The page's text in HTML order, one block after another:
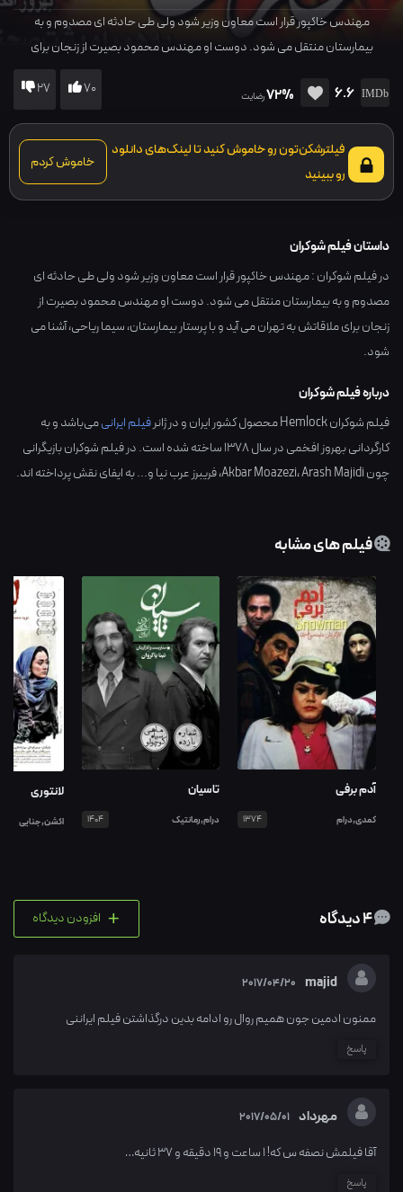
مهندس خاکپور قرار است معاون وزیر شود ولی طی حادثه ای مصدوم و به
بیمارستان منتقل می شود. دوست او مهندس محمود بصیرت از زنجان برای
ملاقاتش به تهران می آید و با پرستار بیمارستان، سیما ریاحی، آشنا می شود.
6.6
72%رضایت 70
27
فیلترشکن‌تون رو خاموش کنید تا لینک‌های دانلود
رو ببینید
خاموش کردم
داستان فیلم شوکران
در فیلم شوکران : مهندس خاکپور قرار است معاون وزیر شود ولی طی حادثه ای
مصدوم و به بیمارستان منتقل می شود. دوست او مهندس محمود بصیرت از
زنجان برای ملاقاتش به تهران می آید و با پرستار بیمارستان، سیما ریاحی، آشنا می
شود.
درباره فیلم شوکران
فیلم شوکران Hemlock محصول کشور ایرانو در ژانرفیلم ایرانیمی‌باشد و به
کارگردانیبهروز افخمیدر سال1378ساخته شده است. در فیلم شوکران بازیگرانی
چون
Akbar Moazezi،Arash Majidi ،فریبرز عرب نیاو... به ایفای نقش پرداخته اند.
فیلم های مشابه
آدم برفی
کمدی,درام 1374
تاسیان
درام,رمانتیک 1404
لانتوری
اکشن,جنایی
+ افزودن دیدگاه
majid
2017/04/20
ممنون ادمین جون همیم روال رو ادامه بدین درگذاشتن فیلم ایراننی
پاسخ
مهرداد 2017/05/01
آقا فیلمش نصفه س که! 1 ساعت و 19 دقیقه و 37 ثانیه…
پاسخ